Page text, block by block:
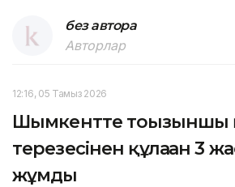
без автора
Авторлар
12:16, 05 Тамыз 2026
Шымкентте тоғызыншы
терезесінен құлаған 3
жұмды